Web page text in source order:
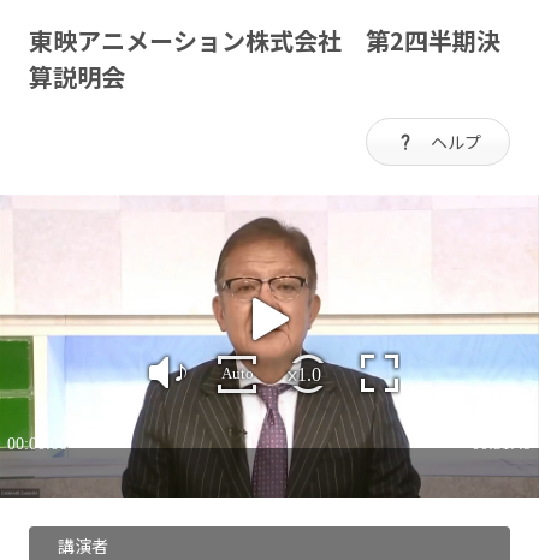
東映アニメーション株式会社 第2四半期決
算説明会
ヘルプ
講演者